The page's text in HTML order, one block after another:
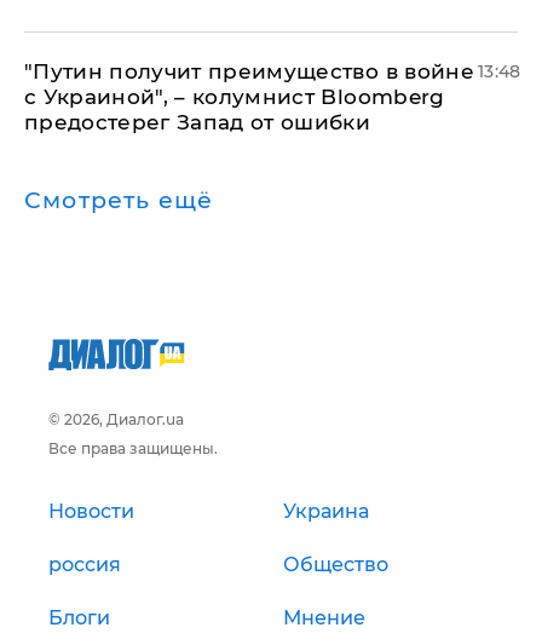
"Путин получит преимущество в войне
с Украиной", – колумнист Bloomberg
предостерег Запад от ошибки
13:48
Смотреть ещё
© 2026, Диалог.ua
Все права защищены.
Новости Украина
россия Общество
Блоги Мнение